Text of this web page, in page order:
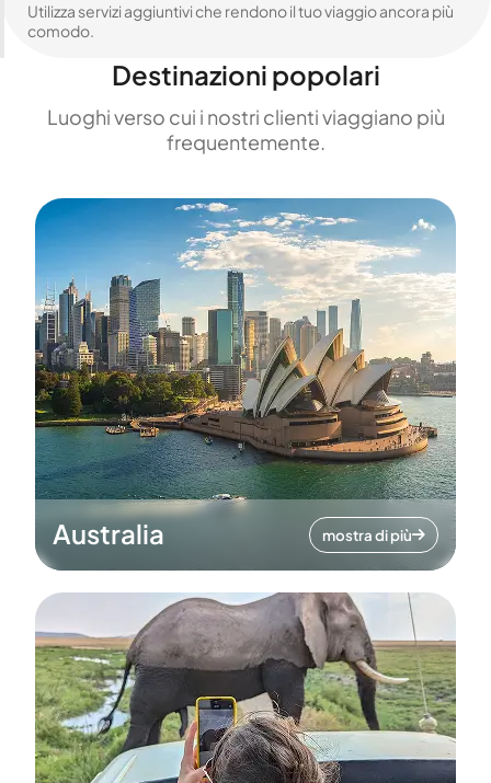
Utilizza servizi aggiuntivi che rendono il tuo viaggio ancora più
comodo.
Destinazioni popolari
Luoghi verso cui i nostri clienti viaggiano più
frequentemente.
Australia mostra di più